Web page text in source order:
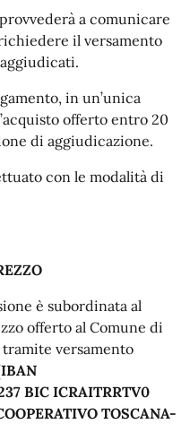
a comunicare
il versamento
in un’unica
offerto entro 20
di aggiudicazione.
con le modalità di
è subordinata al
offerto al Comune di
versamento
IBAN
BIC ICRAITRRTV0
TOSCANA-